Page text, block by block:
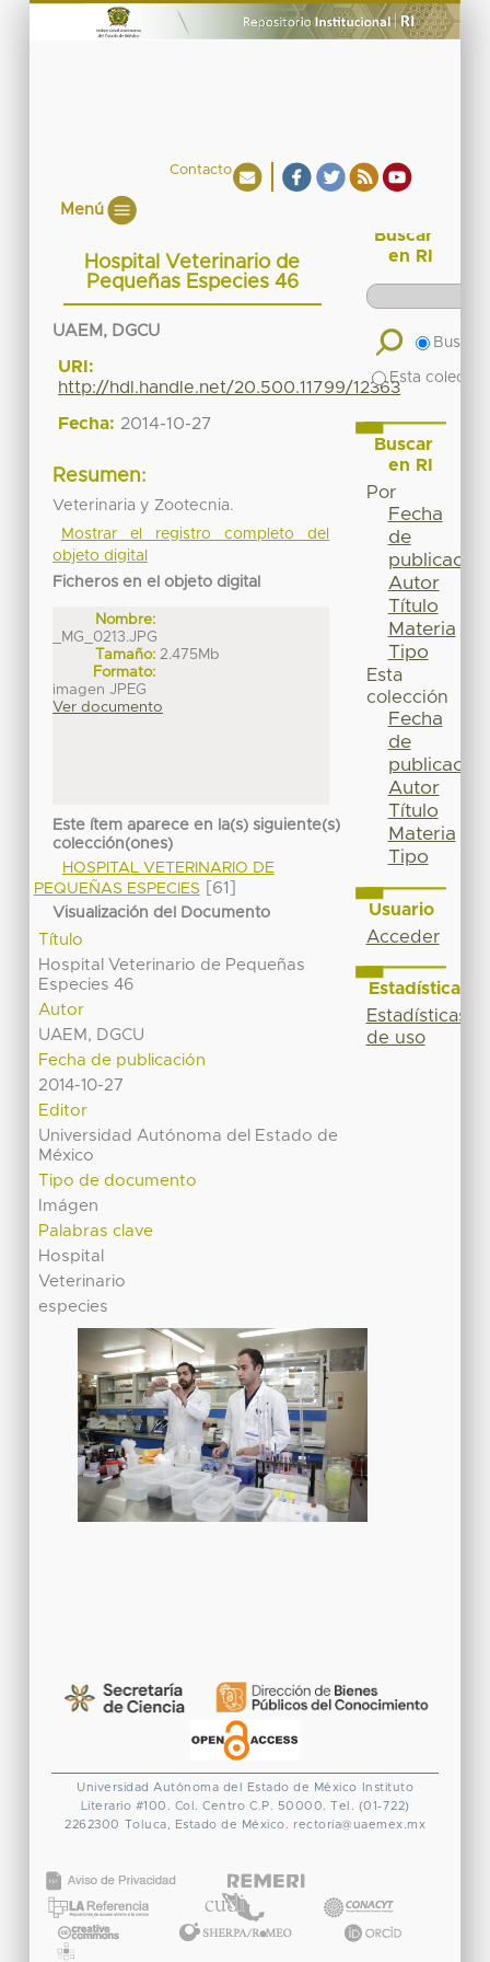
Contacto
Menú
Hospital Veterinario de
Pequeñas Especies 46
UAEM, DGCU
URI:
http://hdl.handle.net/20.500.11799/12363
Fecha: 2014-10-27
Resumen:
Veterinaria y Zootecnia.
Mostrar el registro completo del
objeto digital
Ficheros en el objeto digital
Nombre:
_MG_0213.JPG
Tamaño: 2.475Mb
Formato:
imagen JPEG
Ver documento
Este ítem aparece en la(s) siguiente(s)
colección(ones)
HOSPITAL VETERINARIO DE
PEQUEÑAS ESPECIES
[61]
Visualización del Documento
Título
Hospital Veterinario de Pequeñas
Especies 46
Autor
UAEM, DGCU
Fecha de publicación
2014-10-27
Editor
Universidad Autónoma del Estado de
México
Tipo de documento
Imágen
Palabras clave
Hospital
Veterinario
especies
Buscar
en RI
Buscar
Esta
Buscar
en RI
Por
Fecha
de
publicación
Autor
Título
Materia
Tipo
Esta
colección
Fecha
de
publicación
Autor
Título
Materia
Tipo
Usuario
Acceder
Estadísticas
Estadísticas
de uso
Universidad Autónoma del Estado de México
Instituto
Literario #100. Col. Centro C.P. 50000. Tel. (01-722)
2262300 Toluca, Estado de México. rectoria@uaemex.mx